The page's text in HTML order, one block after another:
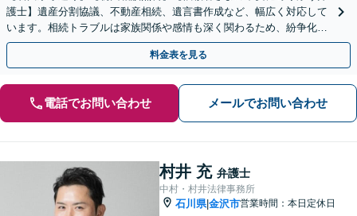
護士】遺産分割協議、不動産相続、遺言書作成など、幅広く対応して
います。相続トラブルは家族関係や感情も深く関わるため、紛争化し
やすい傾向にあります。お早めにご相談ください。
料金表を見る
電話でお問い合わせ メールでお問い合わせ
村井 充 弁護士
中村・村井法律事務所
石川県|金沢市営業時間：本日定休日